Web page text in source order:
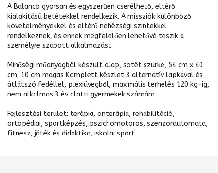
A Balanco gyorsan és egyszerűen cserélhető, eltérő
kialakítású betétekkel rendelkezik. A missziók különböző
követelményekkel és eltérő nehézségi szintekkel
rendelkeznek, és ennek megfelelően lehetővé teszik a
személyre szabott alkalmazást.
Minőségi műanyagból készült alap, sötét szürke, 54 cm x 40
cm, 10 cm magas Komplett készlet 3 alternatív lapkával és
átlátszó fedéllel, plexiüvegből, maximális terhelés 120 kg-ig,
nem alkalmas 3 év alatti gyermekek számára.
Fejlesztési terület: terápia, önterápia, rehabilitáció,
ortopédiai, sportképzés, pszichomotoros, szenzorautomata,
fitnesz, játék és didaktika, iskolai sport.